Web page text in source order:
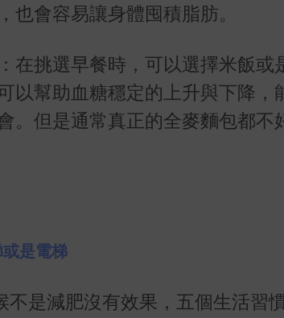
也會容易讓身體囤積脂肪。
在挑選早餐時，可以選擇米飯
以幫助血糖穩定的上升與下降
。但是通常真正的全麥麵包都
是電梯